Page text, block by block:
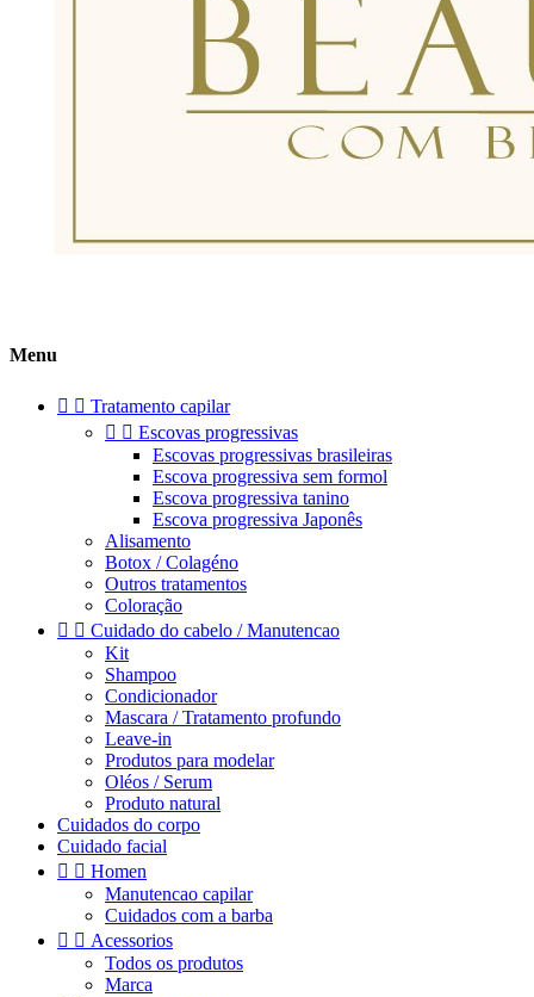
Menu
  Tratamento capilar
  Escovas progressivas
Escovas progressivas brasileiras
Escova progressiva sem formol
Escova progressiva tanino
Escova progressiva Japonês
Alisamento
Botox / Colagéno
Outros tratamentos
Coloração
  Cuidado do cabelo / Manutencao
Kit
Shampoo
Condicionador
Mascara / Tratamento profundo
Leave-in
Produtos para modelar
Oléos / Serum
Produto natural
Cuidados do corpo
Cuidado facial
  Homen
Manutencao capilar
Cuidados com a barba
  Acessorios
Todos os produtos
Marca